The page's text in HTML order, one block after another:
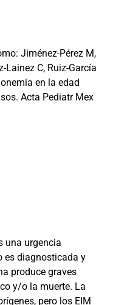
Jiménez-Pérez M,
Lainez C, Ruiz-García
en la edad
Acta Pediatr Mex
una urgencia
es diagnosticada y
produce graves
y/o la muerte. La
pero los EIM